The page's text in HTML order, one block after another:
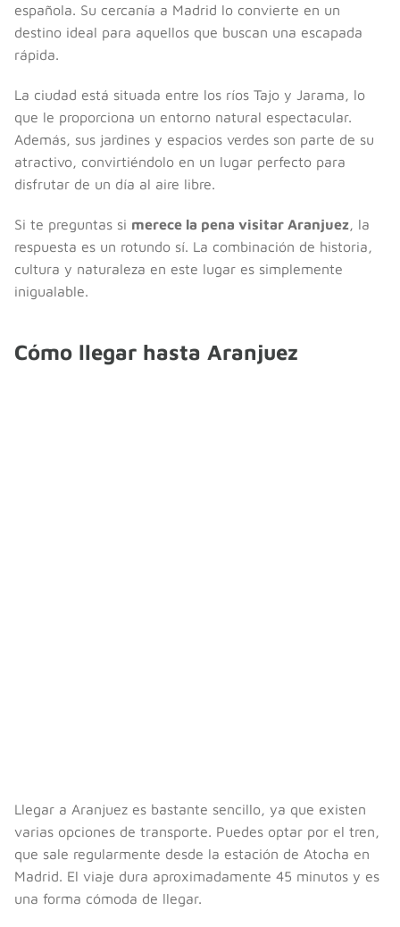
española. Su cercanía a Madrid lo convierte en un
destino ideal para aquellos que buscan una escapada
rápida.
La ciudad está situada entre los ríos Tajo y Jarama, lo
que le proporciona un entorno natural espectacular.
Además, sus jardines y espacios verdes son parte de su
atractivo, convirtiéndolo en un lugar perfecto para
disfrutar de un día al aire libre.
Si te preguntas si merece la pena visitar Aranjuez, la
respuesta es un rotundo sí. La combinación de historia,
cultura y naturaleza en este lugar es simplemente
inigualable.
Cómo llegar hasta Aranjuez
Llegar a Aranjuez es bastante sencillo, ya que existen
varias opciones de transporte. Puedes optar por el tren,
que sale regularmente desde la estación de Atocha en
Madrid. El viaje dura aproximadamente 45 minutos y es
una forma cómoda de llegar.